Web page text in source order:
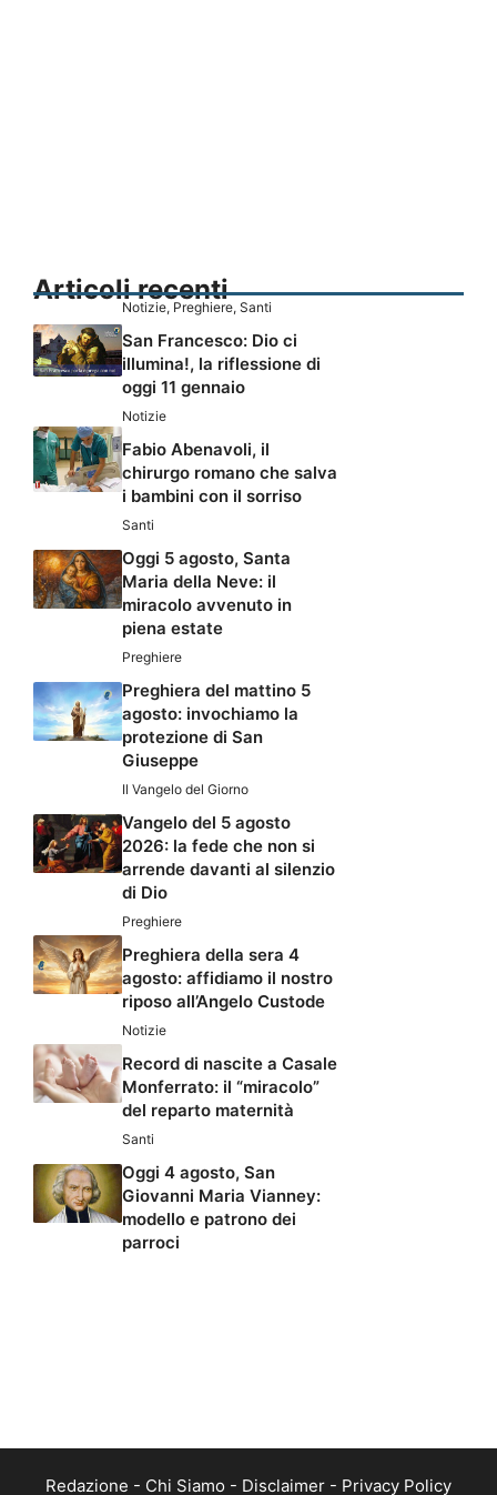
Articoli recenti
Notizie, Preghiere, Santi
San Francesco: Dio ci
illumina!, la riflessione di
oggi 11 gennaio
Notizie
Fabio Abenavoli, il
chirurgo romano che salva
i bambini con il sorriso
Santi
Oggi 5 agosto, Santa
Maria della Neve: il
miracolo avvenuto in
piena estate
Preghiere
Preghiera del mattino 5
agosto: invochiamo la
protezione di San
Giuseppe
Il Vangelo del Giorno
Vangelo del 5 agosto
2026: la fede che non si
arrende davanti al silenzio
di Dio
Preghiere
Preghiera della sera 4
agosto: affidiamo il nostro
riposo all’Angelo Custode
Notizie
Record di nascite a Casale
Monferrato: il “miracolo”
del reparto maternità
Santi
Oggi 4 agosto, San
Giovanni Maria Vianney:
modello e patrono dei
parroci
Redazione - Chi Siamo - Disclaimer - Privacy Policy